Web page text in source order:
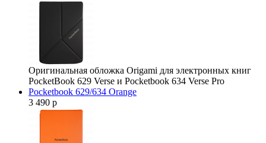
Оригинальная обложка Origami для электронных книг
PocketBook 629 Verse и Pocketbook 634 Verse Pro
Pocketbook 629/634 Orange
3 490 р